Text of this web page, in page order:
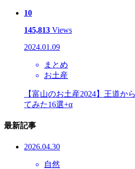
10
145,813 Views
2024.01.09
まとめ
お土産
【富山のお土産2024】王道か
てみた16選+α
最新記事
2026.04.30
自然